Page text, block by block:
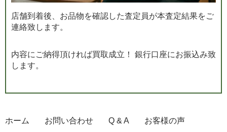
店舗到着後、お品物を確認した査定員が本査定結果をご
連絡致します。
内容にご納得頂ければ買取成立！ 銀行口座にお振込み致
します。
ホーム お問い合わせ Q & A お客様の声